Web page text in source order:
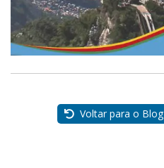
ParceirosVoltar para o Blog